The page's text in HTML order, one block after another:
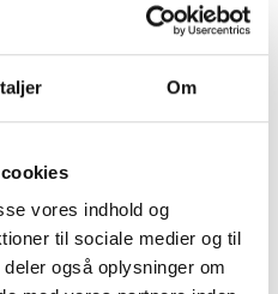
Om
vores indhold og
til sociale medier og til
også oplysninger om
Her kan du vælge
og birk for et lyst udtryk, eller
klassisk eller dramatisk
sølv,sortellerhvidet moderne
rammer til en fleksibel
passer til